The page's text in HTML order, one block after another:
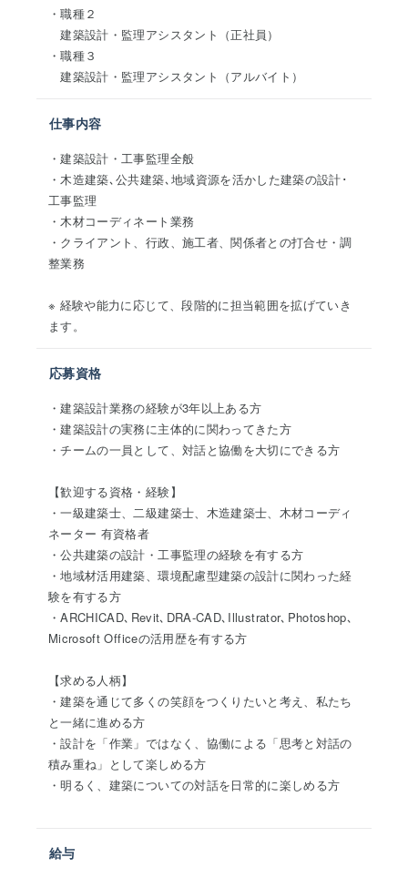
・職種２
建築設計・監理アシスタント（正社員）
・職種３
建築設計・監理アシスタント（アルバイト）
仕事内容
・建築設計・工事監理全般
・木造建築､公共建築､地域資源を活かした建築の設計･
工事監理
・木材コーディネート業務
・クライアント、行政、施工者、関係者との打合せ・調
整業務
※ 経験や能力に応じて、段階的に担当範囲を拡げていき
ます。
応募資格
・建築設計業務の経験が3年以上ある方
・建築設計の実務に主体的に関わってきた方
・チームの一員として、対話と協働を大切にできる方
【歓迎する資格・経験】
・一級建築士、二級建築士、木造建築士、木材コーディ
ネーター 有資格者
・公共建築の設計・工事監理の経験を有する方
・地域材活用建築、環境配慮型建築の設計に関わった経
験を有する方
・ARCHICAD､Revit､DRA-CAD､Illustrator､Photoshop､
Microsoft Officeの活用歴を有する方
【求める人柄】
・建築を通じて多くの笑顔をつくりたいと考え、私たち
と一緒に進める方
・設計を「作業」ではなく、協働による「思考と対話の
積み重ね」として楽しめる方
・明るく、建築についての対話を日常的に楽しめる方
給与